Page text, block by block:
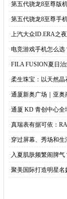
·第五代骁龙8至尊版
·第五代骁龙8至尊手
·上汽大众ID.ERA之
·电竞游戏手机怎么选
·FILA FUSION夏日
·柔生珠宝：以天然
·通厦新奥广场｜亚
·通厦 KD 青创中心全
·真瑞表有据可依：
·穿过屏幕、秀场和生
· 入夏肌肤频繁闹脾
·聚美国际打造明星名